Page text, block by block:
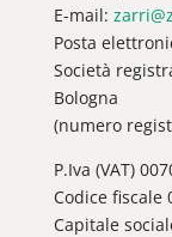
E-mail:
Posta
Società
Bologna
(numero
P.Iva (VAT)
Codice fiscale
Capitale